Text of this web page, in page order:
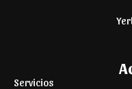
Servicios